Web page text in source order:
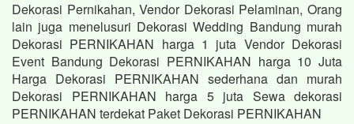
Dekorasi Pernikahan, Vendor Dekorasi Pelaminan, Orang
lain juga menelusuri Dekorasi Wedding Bandung murah
Dekorasi PERNIKAHAN harga 1 juta Vendor Dekorasi
Event Bandung Dekorasi PERNIKAHAN harga 10 Juta
Harga Dekorasi PERNIKAHAN sederhana dan murah
Dekorasi PERNIKAHAN harga 5 juta Sewa dekorasi
PERNIKAHAN terdekat Paket Dekorasi PERNIKAHAN